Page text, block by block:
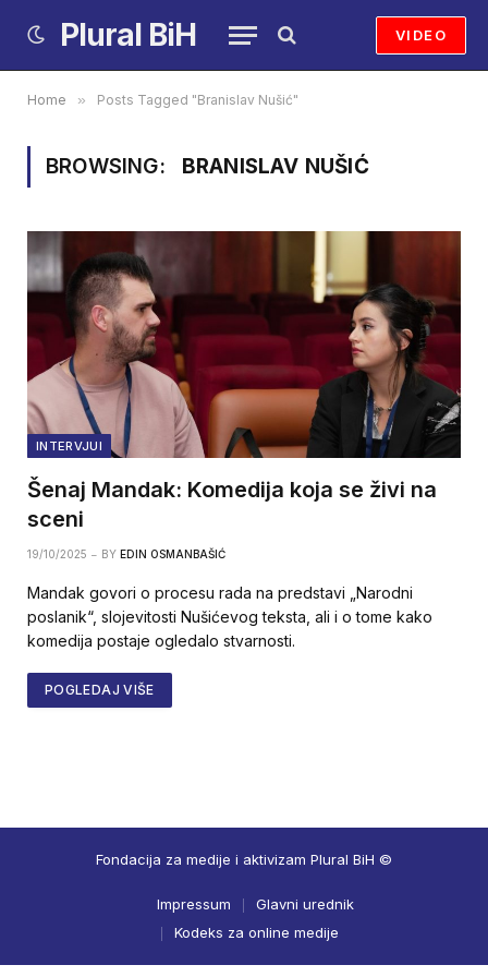
Plural BiH VIDEO
Home » Posts Tagged "Branislav Nušić"
BROWSING: BRANISLAV NUŠIĆ
INTERVJUI
Šenaj Mandak: Komedija koja se živi na
sceni
19/10/2025 BY EDIN OSMANBAŠIĆ
Mandak govori o procesu rada na predstavi „Narodni
poslanik“, slojevitosti Nušićevog teksta, ali i o tome kako
komedija postaje ogledalo stvarnosti.
POGLEDAJ VIŠE
Fondacija za medije i aktivizam Plural BiH ©
Impressum
Glavni urednik
Kodeks za online medije